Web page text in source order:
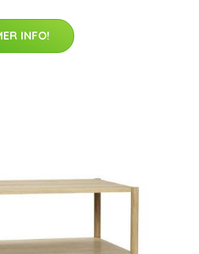
INFO!